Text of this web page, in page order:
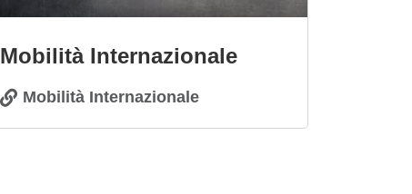
Mobilità Internazionale
Mobilità Internazionale